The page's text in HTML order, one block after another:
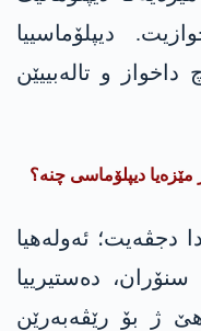
دیپلۆماسییا
داخواز و تالەبییێن
دیپلۆماسی چنە؟
دجڤەیت؛ ئەولەھیا
سنۆران، دەستیرییا
ژ بۆ رێڤەبەرێن